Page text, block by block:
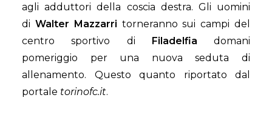
agli adduttori della coscia destra. Gli uomini
di Walter Mazzarri torneranno sui campi del
centro sportivo di Filadelfia domani
pomeriggio per una nuova seduta di
allenamento. Questo quanto riportato dal
portale torinofc.it.